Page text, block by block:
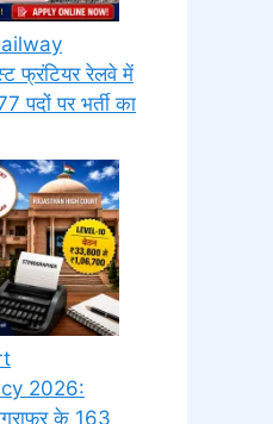
फ्रंटियर रेलवे में
पदों पर भर्ती का
2026:
के 163